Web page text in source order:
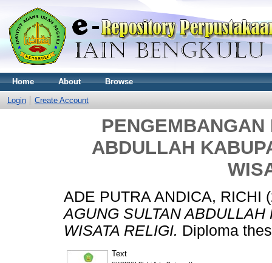
Home About Browse
Login Create Account
ABDULLAH
ADE PUTRA ANDICA, RICHI
AGUNG SULTAN
WISATA RELIGI. Diploma
Text